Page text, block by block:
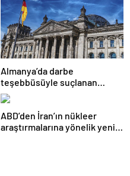
Almanya’da darbe
teşebbüsüyle suçlanan
örgüte ait dernek yasaklandı
ABD’den İran’ın nükleer
araştırmalarına yönelik yeni